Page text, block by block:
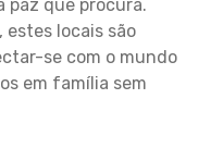
paz que procura.
estes locais são
se com o mundo
em família sem